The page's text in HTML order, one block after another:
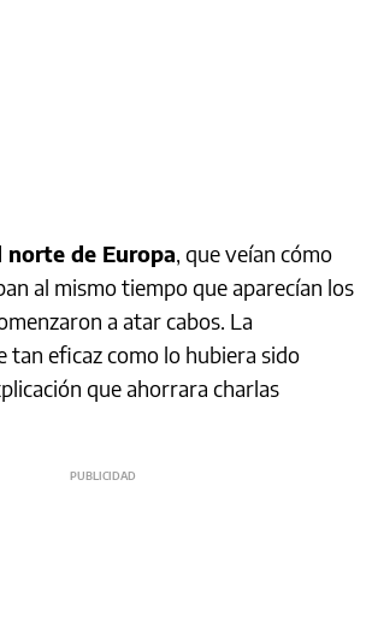
norte de Europa, que veían cómo
al mismo tiempo que aparecían los
a atar cabos. La
tan eficaz como lo hubiera sido
que ahorrara charlas